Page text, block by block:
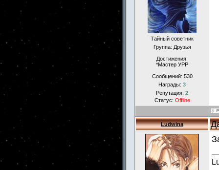
Тайный советник
Группа: Друзья
Достижения:
*Мастер УРР
Сообщений: 530
Награды: 3
Репутация: 2
Статус: Offline
Ludwina